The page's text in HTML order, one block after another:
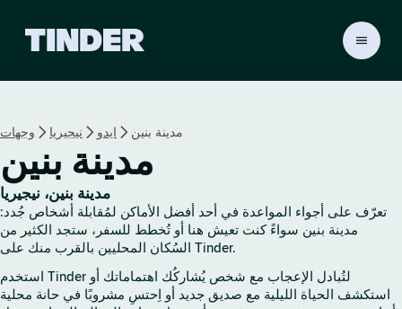
ة
ل
ئ
ي
س
ة
ل
وجهات نيجيريا ايدو مدينة بنين
مدينة بنين
مدينة بنين، نيجيريا
تعرّف على أجواء المواعدة في أحد أفضل الأماكن لمُقابلة أشخاص جُدد:
مدينة بنين سواءً كنت تعيش هنا أو تُخطط للسفر، ستجد الكثير من
السُكان المحليين بالقرب منك على Tinder.
استخدم Tinder لتُبادل الإعجاب مع شخص يُشاركُك اهتماماتك أو
استكشف الحياة الليلية مع صديق جديد أو اِحتسِ مشروبًا في حانة محلية